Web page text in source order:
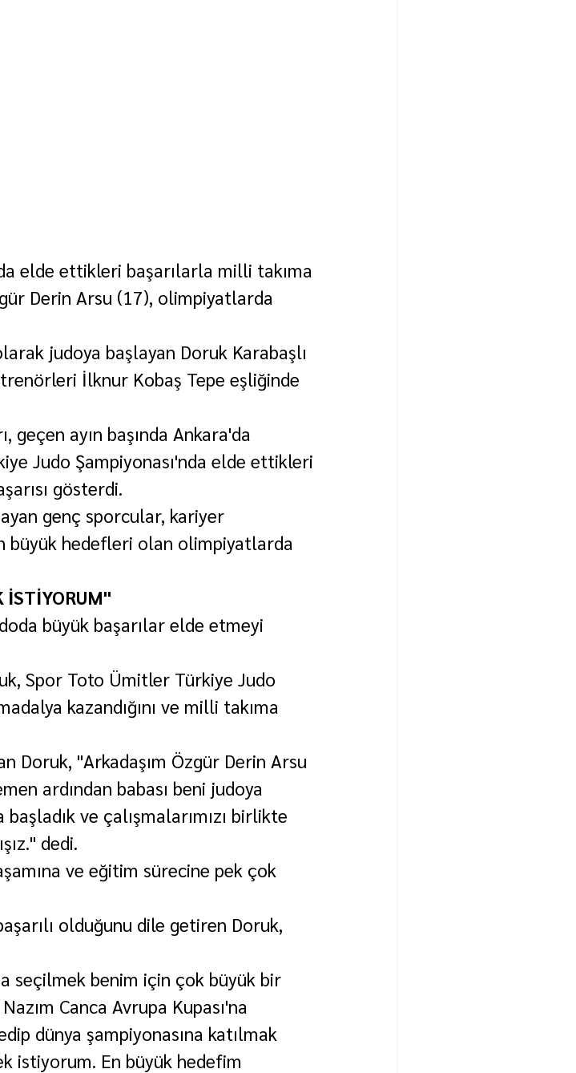
elde ettikleri başarılarla milli takıma
Derin Arsu (17), olimpiyatlarda
judoya başlayan Doruk Karabaşlı
İlknur Kobaş Tepe eşliğinde
geçen ayın başında Ankara'da
Judo Şampiyonası'nda elde ettikleri
gösterdi.
genç sporcular, kariyer
büyük hedefleri olan olimpiyatlarda
İSTİYORUM"
büyük başarılar elde etmeyi
Spor Toto Ümitler Türkiye Judo
kazandığını ve milli takıma
Doruk, "Arkadaşım Özgür Derin Arsu
ardından babası beni judoya
ve çalışmalarımızı birlikte
dedi.
ve eğitim sürecine pek çok
olduğunu dile getiren Doruk,
seçilmek benim için çok büyük bir
Canca Avrupa Kupası'na
dünya şampiyonasına katılmak
istiyorum. En büyük hedefim